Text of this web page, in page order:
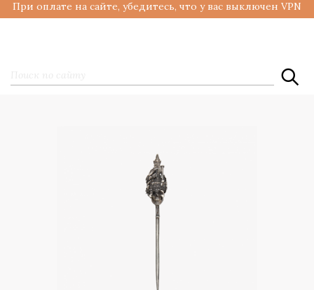
При оплате на сайте, убедитесь, что у вас выключен VPN